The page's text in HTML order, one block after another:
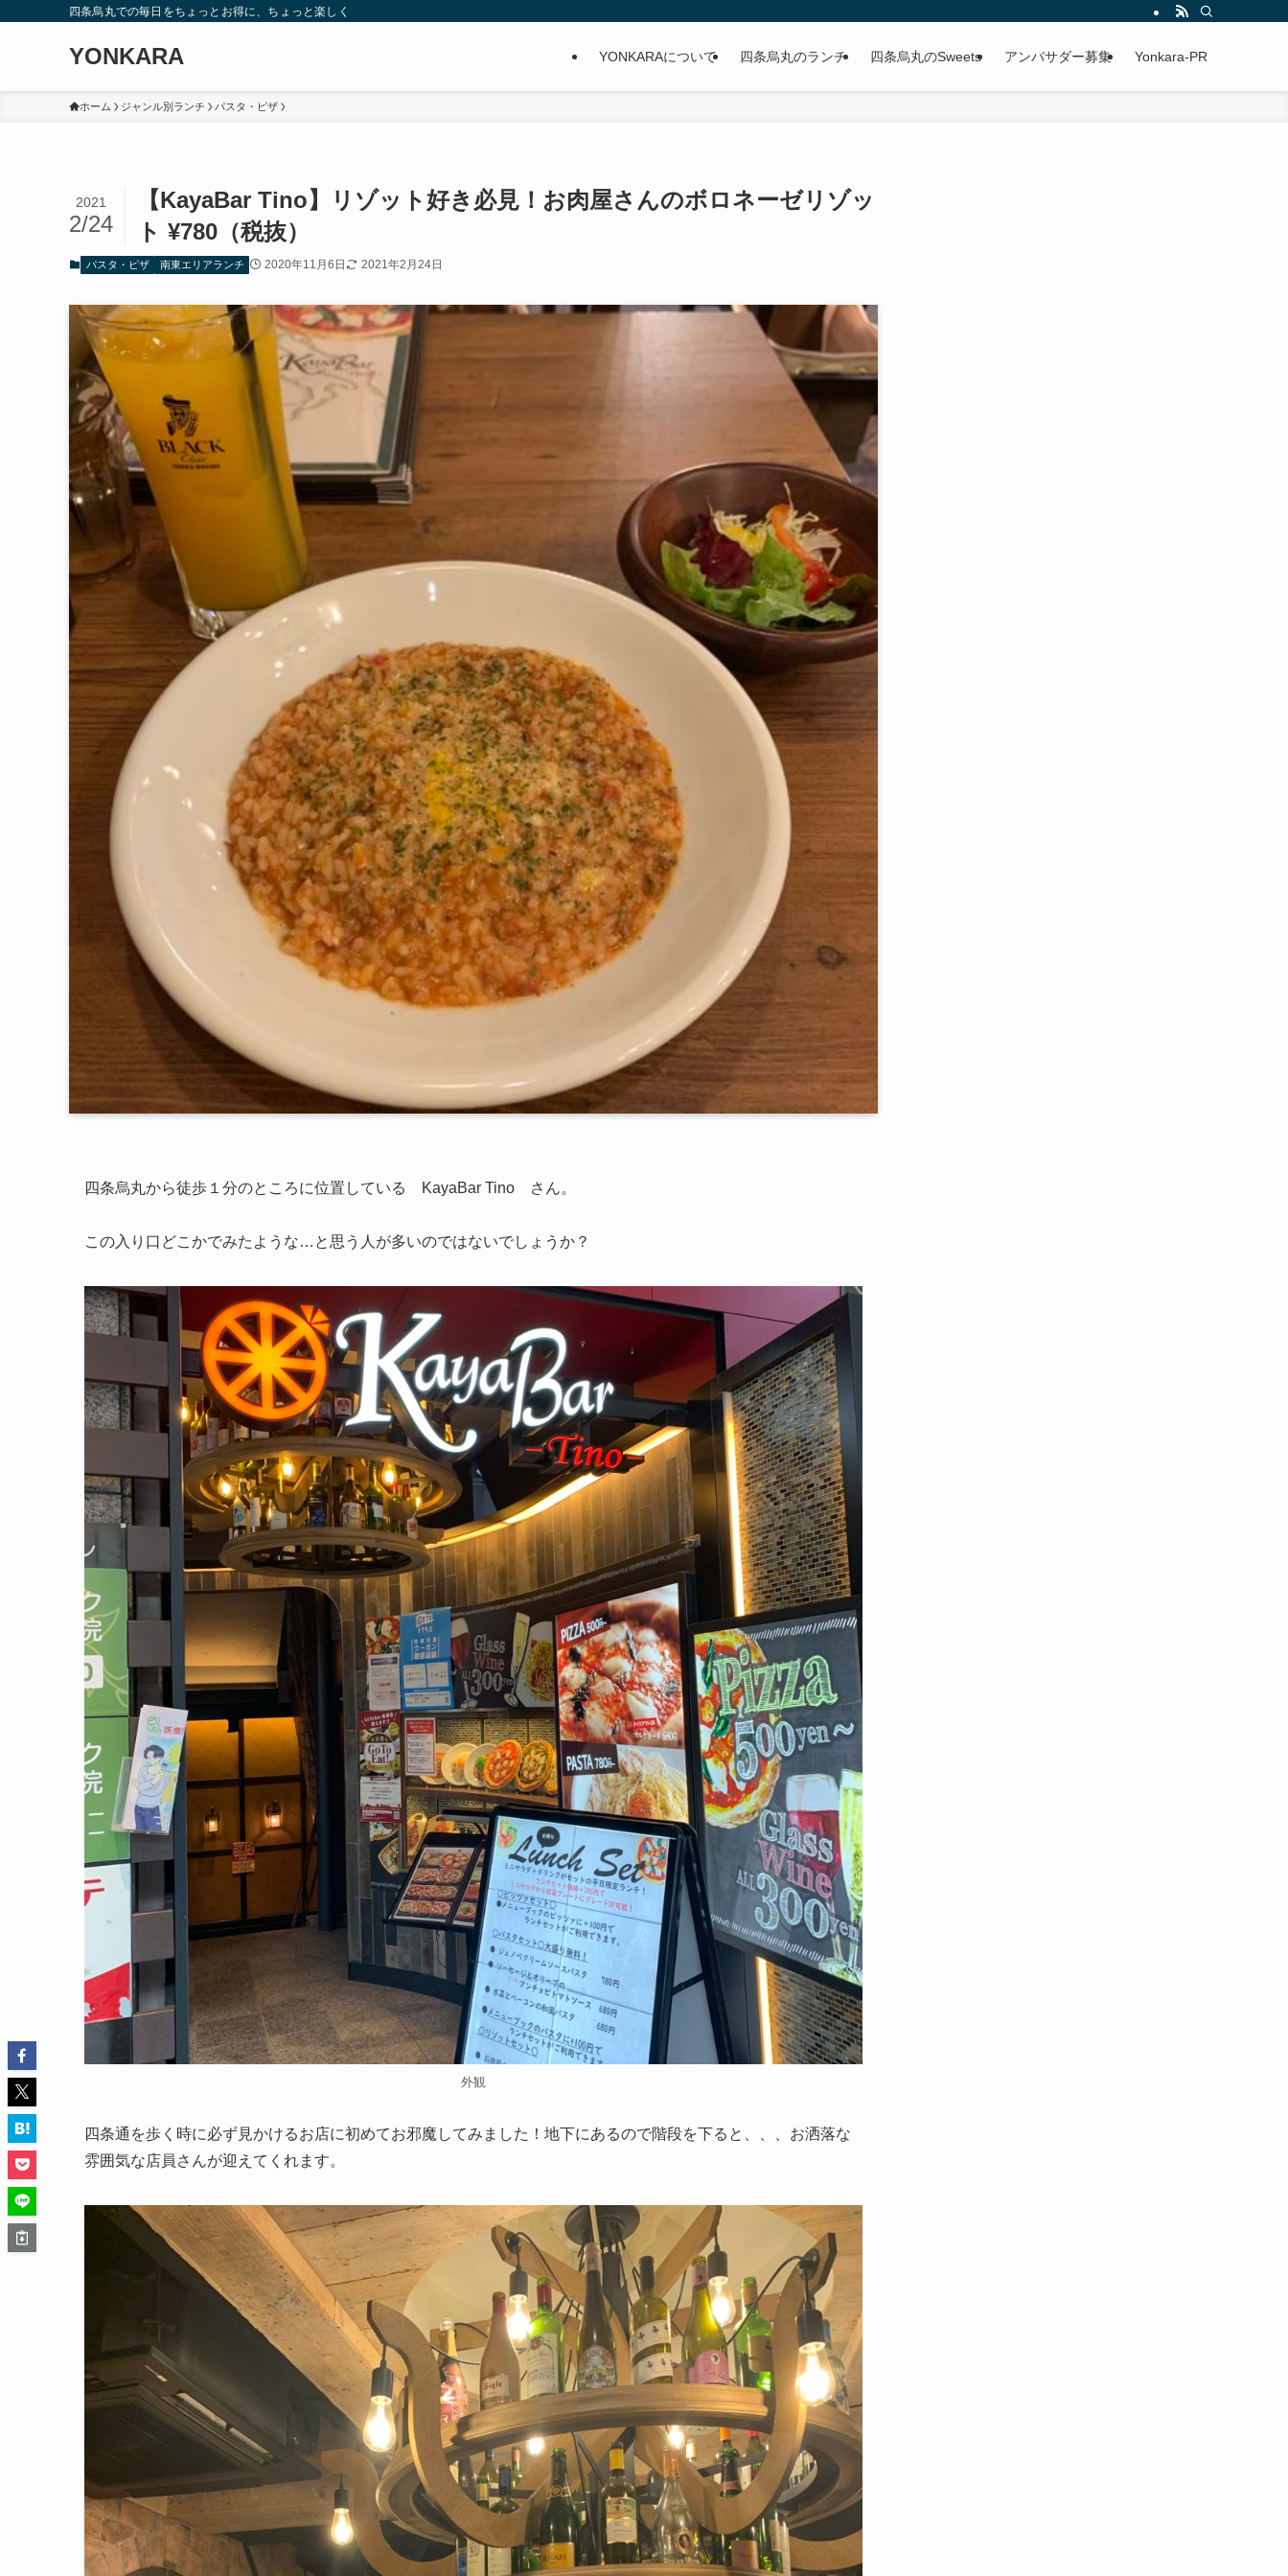
四条烏丸での毎日をちょっとお得に、ちょっと楽しく
YONKARA YONKARAについて 四条烏丸のランチ 四条烏丸のSweets アンバサダー募集 Yonkara-PR
ホーム ジャンル別ランチ パスタ・ピザ
【KayaBar Tino】リゾット好き必見！お肉屋さんのボロネーゼリゾッ
ト ¥780（税抜）
2021
2/24
パスタ・ピザ 南東エリアランチ 2020年11月6日 2021年2月24日
四条烏丸から徒歩１分のところに位置している KayaBar Tino さん。
この入り口どこかでみたような…と思う人が多いのではないでしょうか？
外観
四条通を歩く時に必ず見かけるお店に初めてお邪魔してみました！地下にあるので階段を下ると、、、お洒落な
雰囲気な店員さんが迎えてくれます。